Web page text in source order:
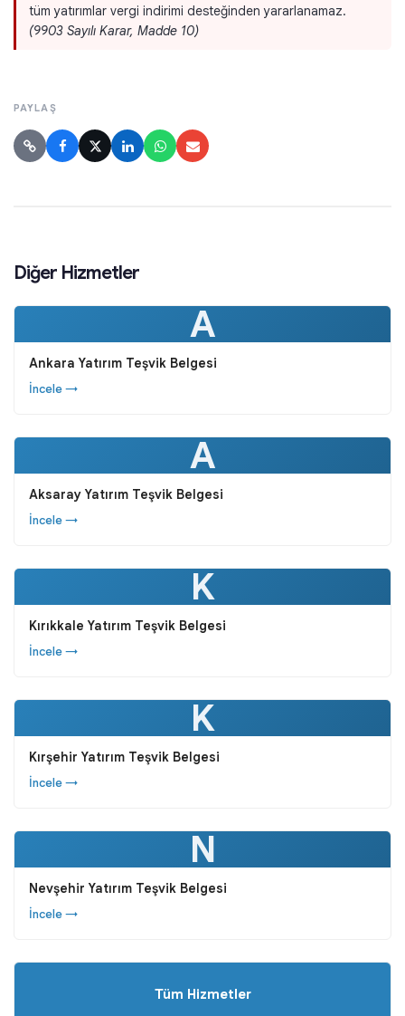
tüm yatırımlar vergi indirimi desteğinden yararlanamaz.
(9903 Sayılı Karar, Madde 10)
PAYLAŞ
Diğer Hizmetler
A
Ankara Yatırım Teşvik Belgesi
İncele →
A
Aksaray Yatırım Teşvik Belgesi
İncele →
K
Kırıkkale Yatırım Teşvik Belgesi
İncele →
K
Kırşehir Yatırım Teşvik Belgesi
İncele →
N
Nevşehir Yatırım Teşvik Belgesi
İncele →
Tüm Hizmetler